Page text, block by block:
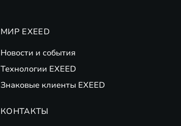
МИР EXEED
Новости и события
Технологии EXEED
Знаковые клиенты EXEED
КОНТАКТЫ